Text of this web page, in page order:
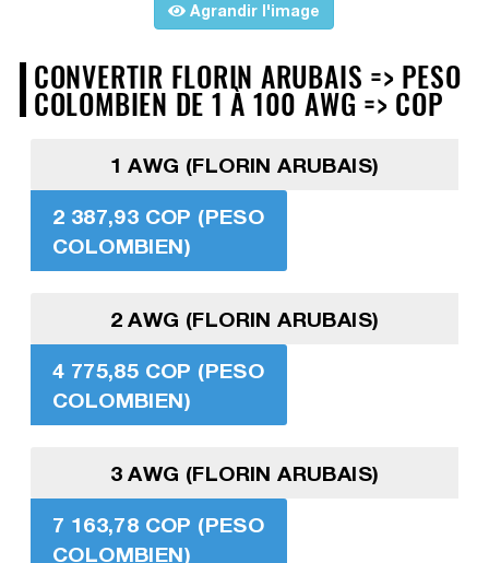
Agrandir l'image
CONVERTIR FLORIN ARUBAIS => PESO
COLOMBIEN DE 1 À 100 AWG => COP
1 AWG (FLORIN ARUBAIS)
2 387,93 COP (PESO
COLOMBIEN)
2 AWG (FLORIN ARUBAIS)
4 775,85 COP (PESO
COLOMBIEN)
3 AWG (FLORIN ARUBAIS)
7 163,78 COP (PESO
COLOMBIEN)